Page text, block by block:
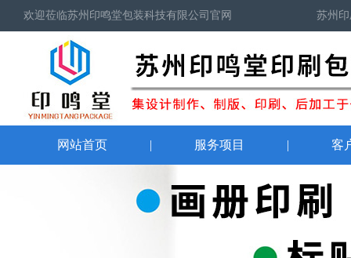
欢迎莅临苏州印鸣堂包装科技有限公司官网 苏州
网站首页 | 服务项目 | 客